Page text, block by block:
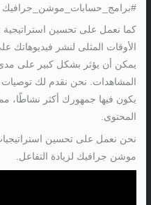
#برامج_حسابات_موشن_جرافيك
كما نعمل على تحسين استراتيجية
الأوقات المثلى لنشر فيديوهاتك
يمكن أن يؤثر بشكل كبير على
المشاهدات. نحن نقدم لك توصيات
يكون فيها جمهورك أكثر نشاطًا،
المحتوى.
نحن نعمل على تحسين
موشن جرافيك لزيادة التفاعل.